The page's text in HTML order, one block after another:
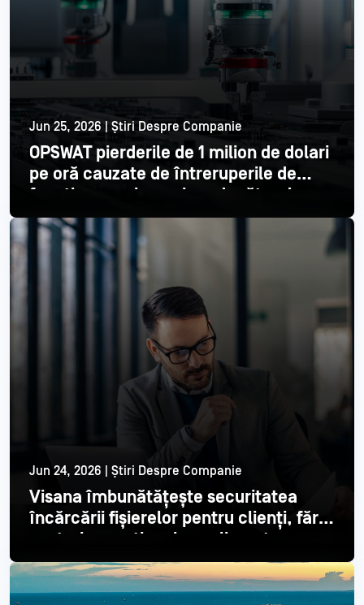
Jun 25, 2026 | Știri Despre Companie
OPSWAT pierderile de 1 milion de dolari
pe oră cauzate de întreruperile de
funcționare ale unui producător de
semiconductori din top 3
Citește mai mult
Jun 24, 2026 | Știri Despre Companie
Visana îmbunătățește securitatea
încărcării fișierelor pentru clienți, fără
costuri operaționale suplimentare
Citește mai mult